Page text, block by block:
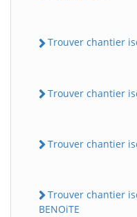
Trouver chantier
Trouver chantier
Trouver chantier
Trouver chantier
BENOiTE